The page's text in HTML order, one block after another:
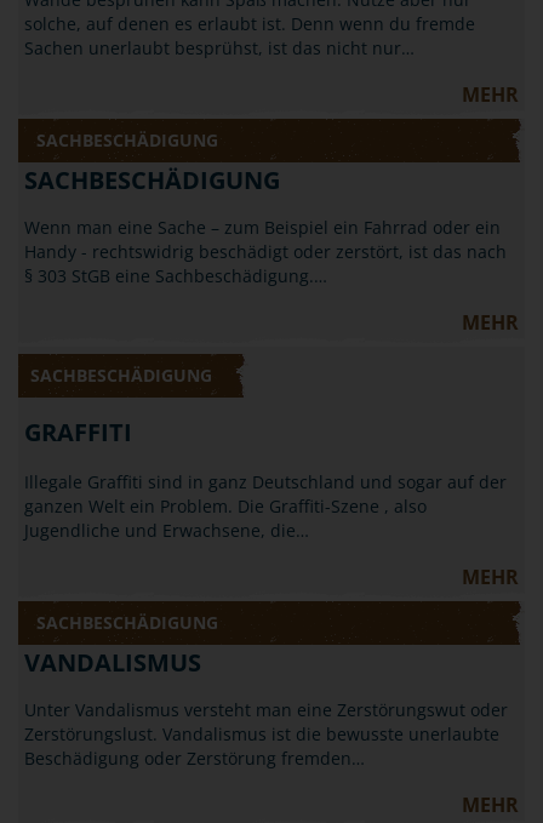
solche, auf denen es erlaubt ist. Denn wenn du fremde
Sachen unerlaubt besprühst, ist das nicht nur…
MEHR
SACHBESCHÄDIGUNG
SACHBESCHÄDIGUNG
Wenn man eine Sache – zum Beispiel ein Fahrrad oder ein
Handy - rechtswidrig beschädigt oder zerstört, ist das nach
§ 303 StGB eine Sachbeschädigung.…
MEHR
SACHBESCHÄDIGUNG
GRAFFITI
Illegale Graffiti sind in ganz Deutschland und sogar auf der
ganzen Welt ein Problem. Die Graffiti-Szene , also
Jugendliche und Erwachsene, die…
MEHR
SACHBESCHÄDIGUNG
VANDALISMUS
Unter Vandalismus versteht man eine Zerstörungswut oder
Zerstörungslust. Vandalismus ist die bewusste unerlaubte
Beschädigung oder Zerstörung fremden…
MEHR